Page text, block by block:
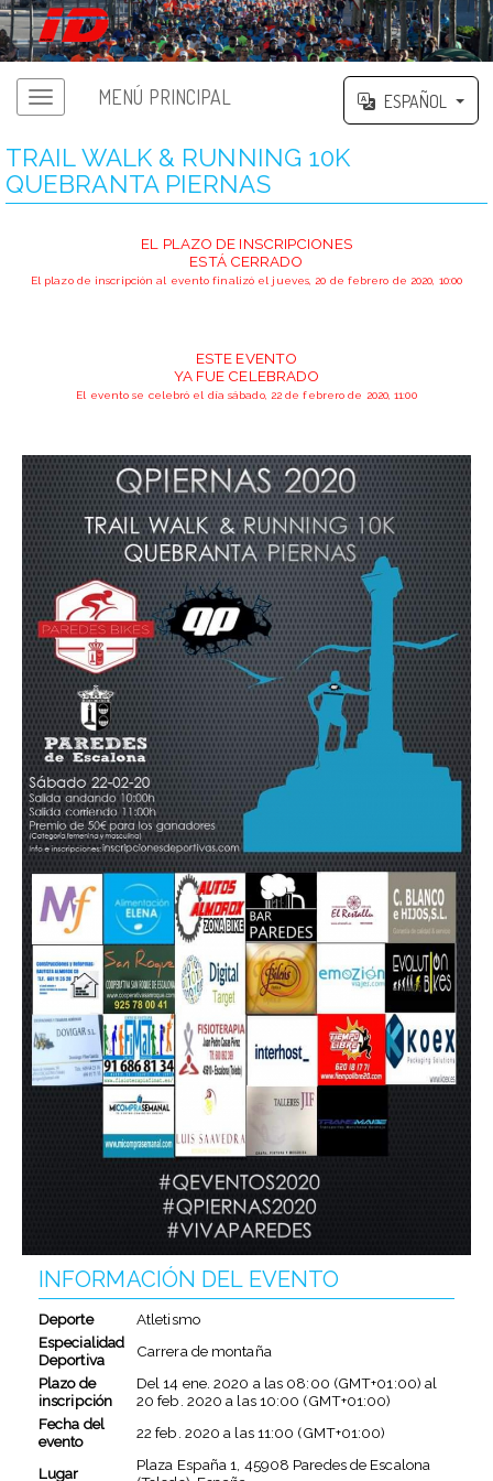
MENÚ PRINCIPAL ESPAÑOL
TRAIL WALK & RUNNING 10K
QUEBRANTA PIERNAS
EL PLAZO DE INSCRIPCIONES
ESTÁ CERRADO
El plazo de inscripción al evento finalizó el jueves, 20 de febrero de 2020, 10:00
ESTE EVENTO
YA FUE CELEBRADO
El evento se celebró el día sábado, 22 de febrero de 2020, 11:00
INFORMACIÓN DEL EVENTO
Deporte
Atletismo
Especialidad
Deportiva
Carrera de montaña
Plazo de
inscripción
Del14 ene. 2020 a las 08:00 (GMT+01:00) al
20 feb. 2020 a las10:00 (GMT+01:00)
Fecha del
evento
22 feb. 2020 a las11:00 (GMT+01:00)
Lugar
Plaza España 1, 45908 Paredes de Escalona